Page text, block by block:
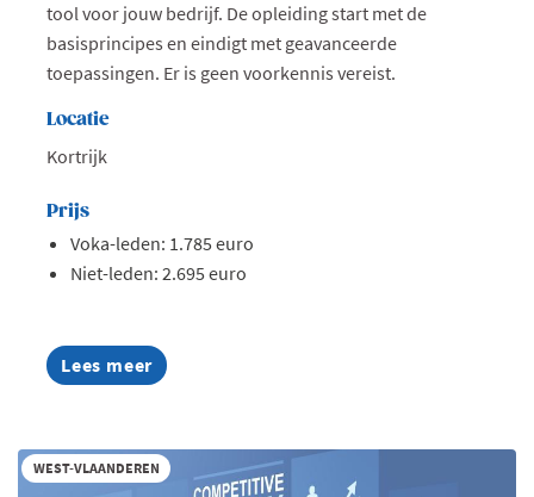
tool voor jouw bedrijf. De opleiding start met de
basisprincipes en eindigt met geavanceerde
toepassingen. Er is geen voorkennis vereist.
Locatie
Kortrijk
Prijs
Voka-leden: 1.785 euro
Niet-leden: 2.695 euro
Lees meer
about
AI
2026
WEST-VLAANDEREN